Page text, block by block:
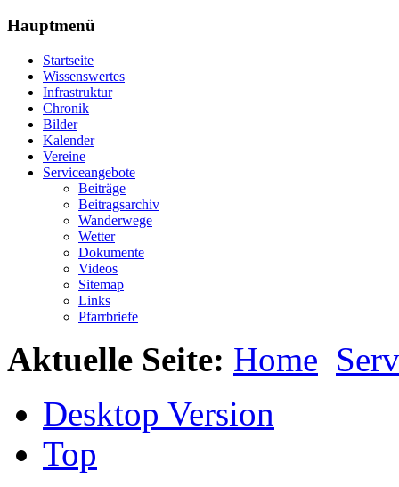
Hauptmenü
Startseite
Wissenswertes
Infrastruktur
Chronik
Bilder
Kalender
Vereine
Serviceangebote
Beiträge
Beitragsarchiv
Wanderwege
Wetter
Dokumente
Videos
Sitemap
Links
Pfarrbriefe
Aktuelle Seite: Home
Desktop Version
Top